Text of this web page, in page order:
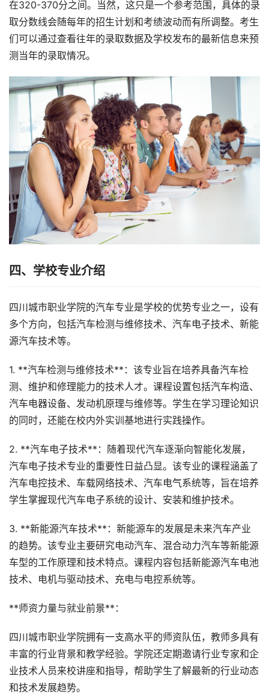
在320-370分之间。当然，这只是一个参考范围，具体的录
取分数线会随每年的招生计划和考绩波动而有所调整。考生
们可以通过查看往年的录取数据及学校发布的最新信息来预
测当年的录取情况。
四、学校专业介绍
四川城市职业学院的汽车专业是学校的优势专业之一，设有
多个方向，包括汽车检测与维修技术、汽车电子技术、新能
源汽车技术等。
1. **汽车检测与维修技术**：该专业旨在培养具备汽车检
测、维护和修理能力的技术人才。课程设置包括汽车构造、
汽车电器设备、发动机原理与维修等。学生在学习理论知识
的同时，还能在校内外实训基地进行实践操作。
2. **汽车电子技术**：随着现代汽车逐渐向智能化发展，
汽车电子技术专业的重要性日益凸显。该专业的课程涵盖了
汽车电控技术、车载网络技术、汽车电气系统等，旨在培养
学生掌握现代汽车电子系统的设计、安装和维护技术。
3. **新能源汽车技术**：新能源车的发展是未来汽车产业
的趋势。该专业主要研究电动汽车、混合动力汽车等新能源
车型的工作原理和技术特点。课程内容包括新能源汽车电池
技术、电机与驱动技术、充电与电控系统等。
**师资力量与就业前景**：
四川城市职业学院拥有一支高水平的师资队伍，教师多具有
丰富的行业背景和教学经验。学院还定期邀请行业专家和企
业技术人员来校讲座和指导，帮助学生了解最新的行业动态
和技术发展趋势。